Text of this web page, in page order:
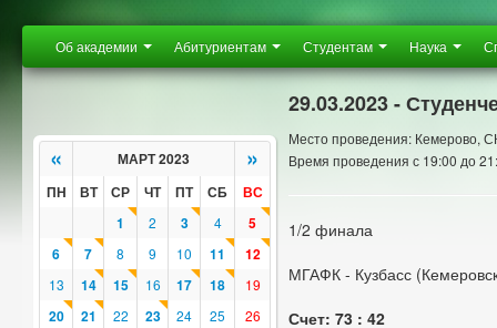
Об академии Абитуриентам Студентам Наука
« МАРТ 2023 »
ПН ВТ СР ЧТ ПТ СБ
ВС
1
2 3 4
5
6
7 8 9 10 11 12
13 14 15 16 17 18 19
20 21 22 23 24 25
26
29.03.2023 -
Место проведения: Кемерово,
Время проведения с 19:00 до
1/2 финала
МГАФК - Кузбасс
Счет: 73 : 42